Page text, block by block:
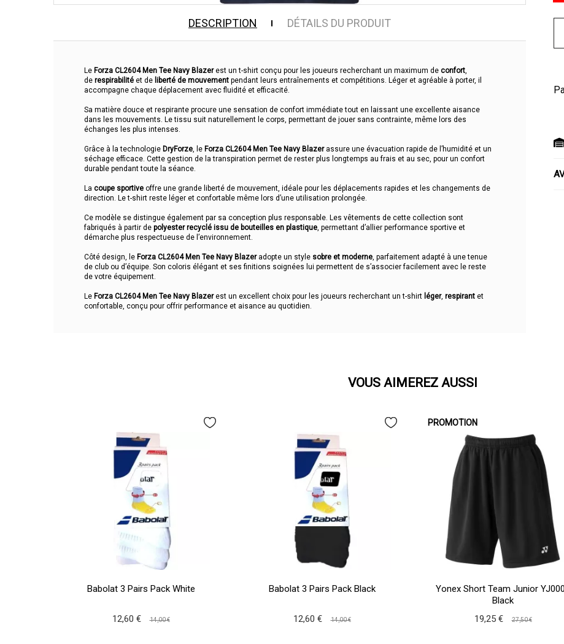
DESCRIPTION DÉTAILS DU PRODUIT
Le Forza CL2604 Men Tee Navy Blazerest un t-shirt conçu pour les joueurs recherchant un maximum de confort,
de respirabilité et de liberté de mouvement pendant leurs entraînements et compétitions. Léger et agréable à porter, il
accompagne chaque déplacement avec fluidité et efficacité.
Sa matière douce et respirante procure une sensation de confort immédiate tout en laissant une excellente aisance
dans les mouvements. Le tissu suit naturellement le corps, permettant de jouer sans contrainte, même lors des
échanges les plus intenses.
Grâce à la technologie DryForze, le Forza CL2604 Men Tee Navy Blazerassure une évacuation rapide de l’humidité et un
séchage efficace. Cette gestion de la transpiration permet de rester plus longtemps au frais et au sec, pour un confort
durable pendant toute la séance.
La coupe sportive offre une grande liberté de mouvement, idéale pour les déplacements rapides et les changements de
direction. Le t-shirt reste léger et confortable même lors d’une utilisation prolongée.
Ce modèle se distingue également par sa conception plus responsable. Les vêtements de cette collection sont
fabriqués à partir de polyester recyclé issu de bouteilles en plastique, permettant d’allier performance sportive et
démarche plus respectueuse de l’environnement.
Côté design, le Forza CL2604 Men Tee Navy Blazeradopte un style sobre et moderne, parfaitement adapté à une tenue
de club ou d’équipe. Son coloris élégant et ses finitions soignées lui permettent de s’associer facilement avec le reste
de votre équipement.
Le Forza CL2604 Men Tee Navy Blazerest un excellent choix pour les joueurs recherchant un t-shirt léger, respirant et
confortable, conçu pour offrir performance et aisance au quotidien.
VOUS AIMEREZ AUSSI
Babolat 3 Pairs Pack White
12,60 € 14,00 €
Babolat 3 Pairs Pack Black
12,60 € 14,00 €
PROMOTION
Yonex Short Team Junior
Black
19,25 €
27,50 €